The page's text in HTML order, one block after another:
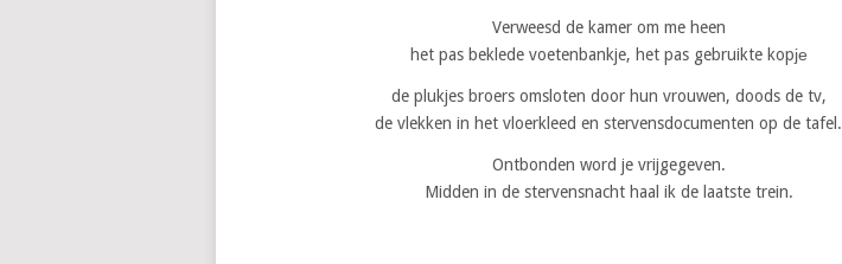
Verweesd de kamer om me heen
het pas beklede voetenbankje, het pas gebruikte kopје
de plukjes broers omsloten door hun vrouwen, doods de tv,
de vlekken in het vloerkleed en stervensdocumenten op de tafel.
Ontbonden word je vrijgegeven.
Midden in de stervensnacht haal ik de laatste trein.